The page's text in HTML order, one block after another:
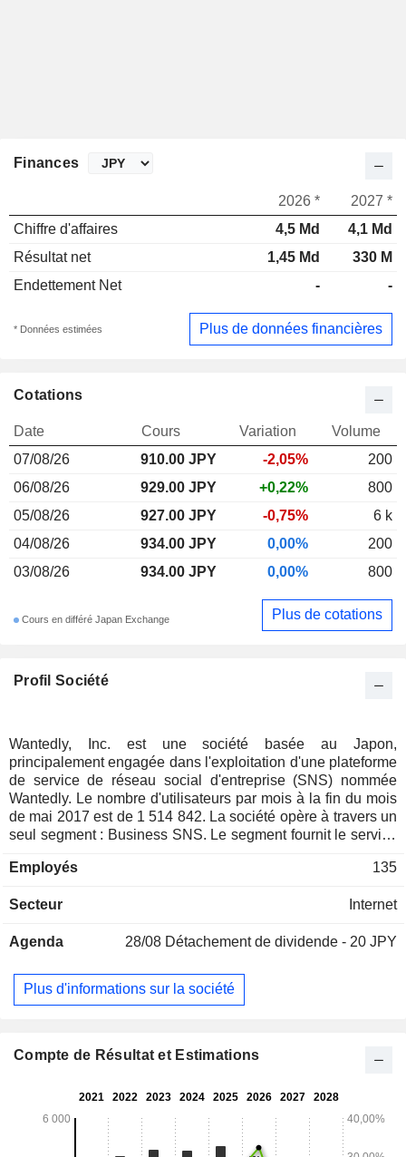
Finances
2026 *
2027 *
Chiffre d'affaires
4,5 Md
4,1 Md
Résultat net
1,45 Md
330 M
Endettement Net
- -
* Données estimées Plus de données financières
Profil Société
Wantedly, Inc. est une société basée au Japon,
principalement engagée dans l'exploitation d'une plateforme
de service de réseau social d'entreprise (SNS) nommée
Wantedly. Le nombre d'utilisateurs par mois à la fin du mois
de mai 2017 est de 1 514 842. La société opère à travers un
seul segment : Business SNS. Le segment fournit le service
l'application de gestion de carte d'affaires Wantedly People,
Wantedly Chat, la plateforme média Wantedly et d'autres. La
Employés 135
Secteur Internet
Agenda 28/08 Détachement de dividende - 20 JPY
Plus d'informations sur la société
Cotations
Date Cours Variation
Volume
07/08/26
910.00 JPY -2,05%
200
06/08/26
929.00 JPY +0,22%
800
05/08/26
927.00 JPY -0,75%
6 k
04/08/26
934.00 JPY 0,00%
200
03/08/26
934.00 JPY 0,00% 800
Cours en différé Japan Exchange Plus de cotations
Compte de Résultat et Estimations